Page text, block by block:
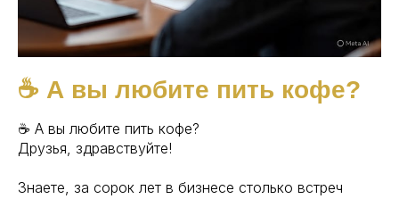
☕ А вы любите пить кофе?
☕ А вы любите пить кофе?
Друзья, здравствуйте!
Знаете, за сорок лет в бизнесе столько встреч